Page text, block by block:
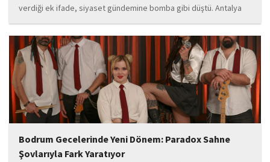
verdiği ek ifade, siyaset gündemine bomba gibi düştü. Antalya
Cumhuriyet Savcılığı’na kendi isteğiyle başvurarak ifade verdiği
öğrenilen Böcek’in açıklamalarında, 31 Mart 2024 yerel
seçimleri...
Bodrum Gecelerinde Yeni Dönem: Paradox Sahne
Şovlarıyla Fark Yaratıyor